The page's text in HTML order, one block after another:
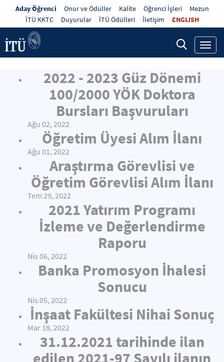
Aday Öğrenci Onur ve Ödüller Kalite Öğrenci İşleri
Mezun
İTÜ KKTC
Duyurular İTÜ Ödülleri İletişim ENGLISH
2022 - 2023 Güz Dönemi
100/2000 YÖK Doktora
Bursları Başvuruları
Ağu 02, 2022
Öğretim Üyesi Alım İlanı
Ağu 01, 2022
Araştırma Görevlisi ve
Öğretim Görevlisi Alım İlanı
Tem 29, 2022
2021 Yatırım Programı
İzleme ve Değerlendirme
Raporu
Nis 06, 2022
Banka Promosyon İhalesi
Sonucu
Nis 05, 2022
İnşaat Fakültesi Nihai Sonuç
Mar 18, 2022
31.12.2021 tarihinde ilan
edilen 2021-97 Sayılı ilanın